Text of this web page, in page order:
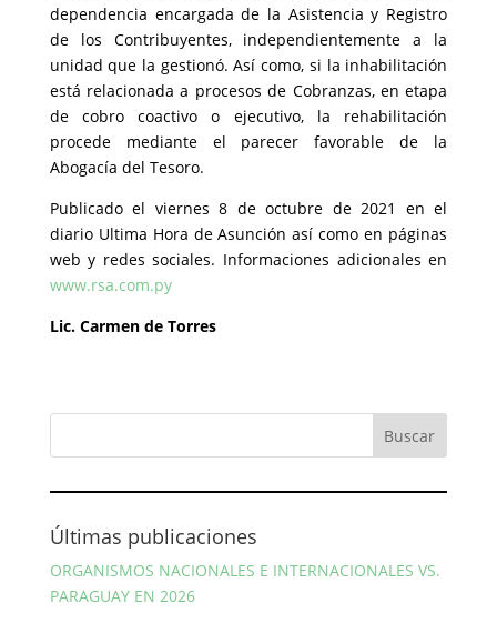
dependencia encargada de la Asistencia y Registro
de los Contribuyentes, independientemente a la
unidad que la gestionó. Así como, si la inhabilitación
está relacionada a procesos de Cobranzas, en etapa
de cobro coactivo o ejecutivo, la rehabilitación
procede mediante el parecer favorable de la
Abogacía del Tesoro.
Publicado el viernes 8 de octubre de 2021 en el
diario Ultima Hora de Asunción así como en páginas
web y redes sociales. Informaciones adicionales en
www.rsa.com.py
Lic. Carmen de Torres
Últimas publicaciones
ORGANISMOS NACIONALES E INTERNACIONALES VS.
PARAGUAY EN 2026